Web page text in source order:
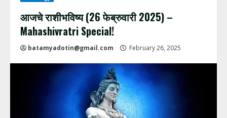
आजचे राशीभविष्य (26 फेब्रुवारी 2025) –
Mahashivratri Special!
batamyadotin@gmail.com February 26, 2025